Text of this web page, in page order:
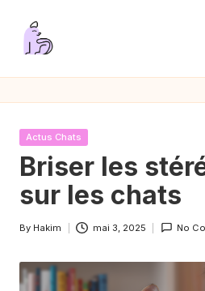
P
a
s
s
i
o
n
C
Posted
Actus Chats
Briser les
sur les chats
Posted
By Hakim mai 3, 2025 No